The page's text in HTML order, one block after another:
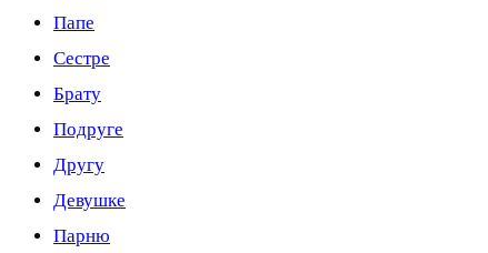
Папе
Сестре
Брату
Подруге
Другу
Девушке
Парню